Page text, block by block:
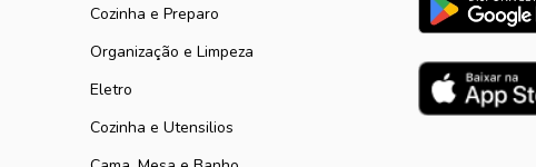
Cozinha e Preparo
Organização e Limpeza
Eletro
Cozinha e Utensilios